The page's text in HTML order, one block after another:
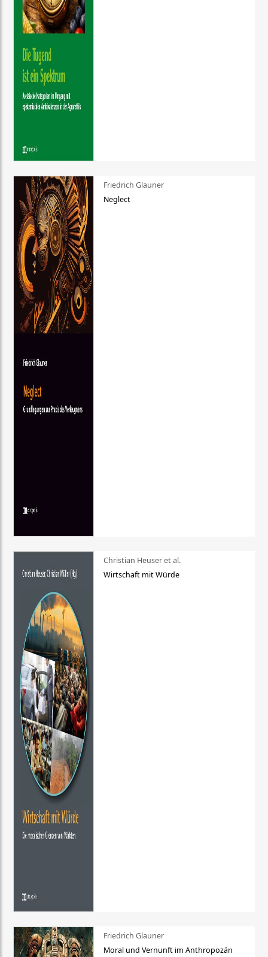
Friedrich Glauner
Neglect
Christian Heuser et al.
Wirtschaft mit Würde
Friedrich Glauner
Moral und Vernunft im Anthropozän